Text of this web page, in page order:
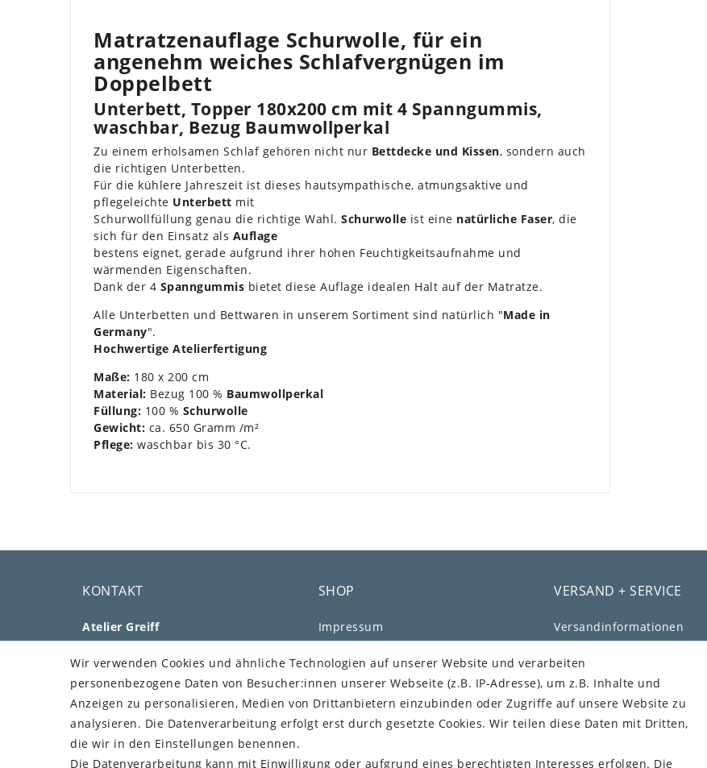
Matratzenauflage Schurwolle, für ein
angenehm weiches Schlafvergnügen im
Doppelbett
Unterbett, Topper 180x200 cm mit 4 Spanngummis,
waschbar, Bezug Baumwollperkal
Zu einem erholsamen Schlaf gehören nicht nur Bettdecke und Kissen, sondern auch
die richtigen Unterbetten.
Für die kühlere Jahreszeit ist dieses hautsympathische, atmungsaktive und
pflegeleichte Unterbett mit
Schurwollfüllung genau die richtige Wahl. Schurwolle ist eine natürliche Faser, die
sich für den Einsatz als Auflage
bestens eignet, gerade aufgrund ihrer hohen Feuchtigkeitsaufnahme und
wärmenden Eigenschaften.
Dank der 4 Spanngummis bietet diese Auflage idealen Halt auf der Matratze.
Alle Unterbetten und Bettwaren in unserem Sortiment sind natürlich "Made in
Germany".
Hochwertige Atelierfertigung
Maße: 180 x 200 cm
Material: Bezug 100 % Baumwollperkal
Füllung: 100 % Schurwolle
Gewicht: ca. 650 Gramm /m²
Pflege: waschbar bis 30 °C.
KONTAKT
Atelier Greiff
Aussiger Str. 25
91207 Lauf
Telefon: +49 176 73505308
E-Mail: mail@greiff.com
Über Uns
Kundenstimmen
SHOP
Impressum
Daten­schutz­erklärung
AGB
Barrierefreiheitserklärung
Widerrufs­recht
Vertrag widerrufen
VERSAND + SERVICE
Versandinformationen
Rückgabeinformationen
Zahlungsinformationen
Wir verwenden Cookies und ähnliche Technologien auf unserer Website und verarbeiten
personenbezogene Daten von Besucher:innen unserer Webseite (z.B. IP-Adresse), um z.B. Inhalte und
Anzeigen zu personalisieren, Medien von Drittanbietern einzubinden oder Zugriffe auf unsere Website zu
analysieren. Die Datenverarbeitung erfolgt erst durch gesetzte Cookies. Wir teilen diese Daten mit Dritten,
die wir in den Einstellungen benennen.
Die Datenverarbeitung kann mit Einwilligung oder aufgrund eines berechtigten Interesses erfolgen. Die